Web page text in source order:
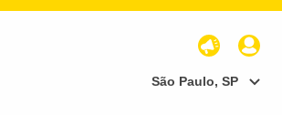
São Paulo, SP